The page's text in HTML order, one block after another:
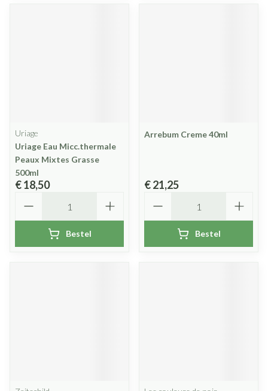
Uriage
Uriage Eau Micc.thermale
Peaux Mixtes Grasse
500ml
€ 18,50
Bestel
Arrebum Creme 40ml
€ 21,25
Bestel